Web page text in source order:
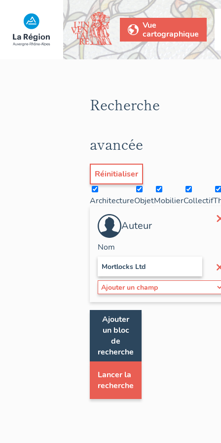
Vue
cartographique
Recherche
avancée
Réinitialiser
ArchitectureObjetMobilierCollectif
Auteur
Nom
Ajouter
un bloc
de
recherche
Lancer la
recherche